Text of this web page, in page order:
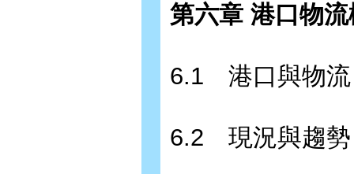
第六章 港口物
6.1 港口與物流
6.2 現況與趨勢